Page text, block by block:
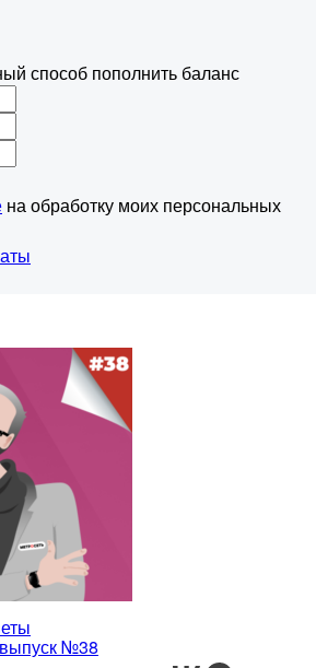
способ пополнить баланс
на обработку моих персональных
№38